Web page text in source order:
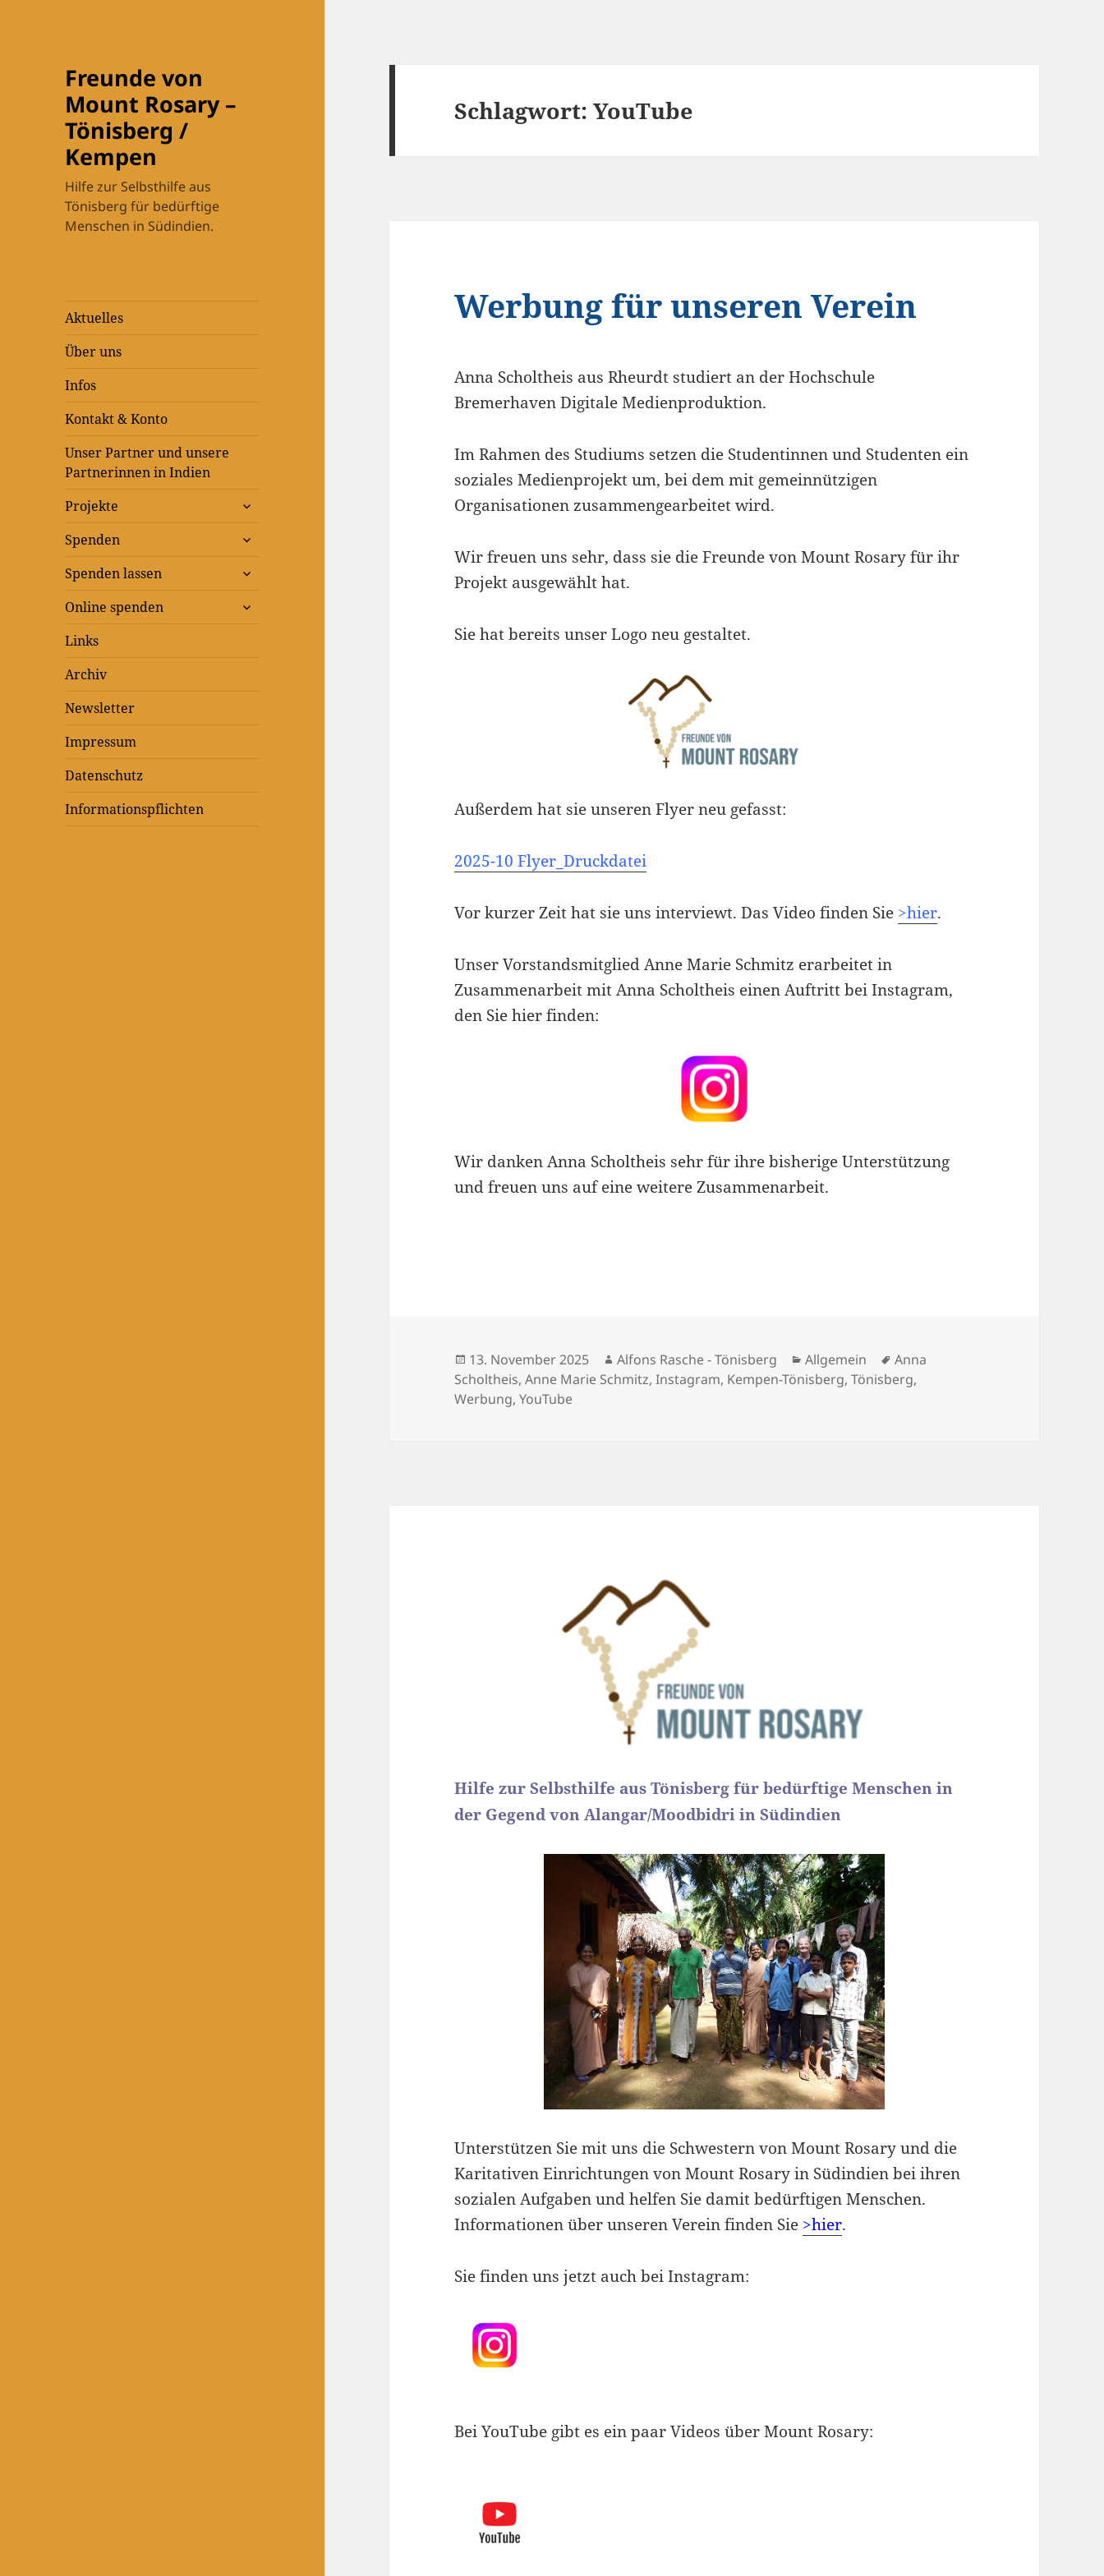
Freunde von
Mount Rosary –
Tönisberg /
Kempen
Hilfe zur Selbsthilfe aus
Tönisberg für bedürftige
Menschen in Südindien.
Aktuelles
Über uns
Infos
Kontakt & Konto
Unser Partner und unsere
Partnerinnen in Indien
Projekte
untermenü
Spenden
untermenü
Spenden lassen
untermenü
Online spenden
untermenü
Links
Archiv
Newsletter
Impressum
Datenschutz
Informationspflichten
Schlagwort:YouTube
Werbung für unseren Verein
Anna Scholtheis aus Rheurdt studiert an der Hochschule
Bremerhaven Digitale Medienproduktion.
Im Rahmen des Studiums setzen die Studentinnen und Studenten ein
soziales Medienprojekt um, bei dem mit gemeinnützigen
Organisationen zusammengearbeitet wird.
Wir freuen uns sehr, dass sie die Freunde von Mount Rosary für ihr
Projekt ausgewählt hat.
Sie hat bereits unser Logo neu gestaltet.
Außerdem hat sie unseren Flyer neu gefasst:
2025-10 Flyer_Druckdatei
Vor kurzer Zeit hat sie uns interviewt. Das Video finden Sie >hier.
Unser Vorstandsmitglied Anne Marie Schmitz erarbeitet in
Zusammenarbeit mit Anna Scholtheis einen Auftritt bei Instagram,
den Sie hier finden:
Wir danken Anna Scholtheis sehr für ihre bisherige Unterstützung
und freuen uns auf eine weitere Zusammenarbeit.
Veröffentlicht
am
13. November 2025 Autor
Alfons Rasche - Tönisberg Kategorien
Allgemein Schlagwörter
Anna
Scholtheis,Anne Marie Schmitz,Instagram, Kempen-Tönisberg,Tönisberg,
Werbung,YouTube
Hilfe zur Selbsthilfe aus Tönisberg für bedürftige Menschen in
der Gegend von Alangar/Moodbidri in Südindien
Unterstützen Sie mit uns die Schwestern von Mount Rosary und die
Karitativen Einrichtungen von Mount Rosary in Südindien bei ihren
sozialen Aufgaben und helfen Sie damit bedürftigen Menschen.
Informationen über unseren Verein finden Sie >hier.
Sie finden uns jetzt auch bei Instagram:
Bei YouTube gibt es ein paar Videos über Mount Rosary: